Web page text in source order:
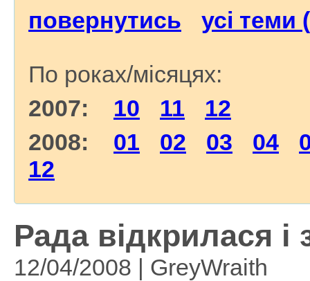
повернутись усі теми
По роках/місяцях:
2007: 10 11
12
2008: 01 02 03 04
12
Рада відкрилася і
12/04/2008 | GreyWraith